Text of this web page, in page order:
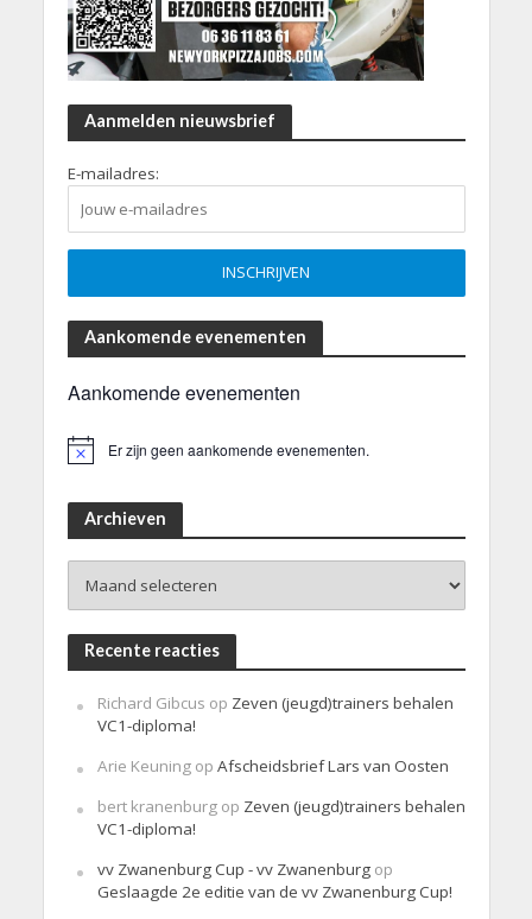
Aanmelden nieuwsbrief
E-mailadres:
Aankomende evenementen
Aankomende evenementen
Er zijn geen aankomende evenementen.
Archieven
Recente reacties
Richard Gibcus op Zeven (jeugd)trainers behalen
VC1-diploma!
Arie Keuningop Afscheidsbrief Lars van Oosten
bert kranenburgop Zeven (jeugd)trainers behalen
VC1-diploma!
vv Zwanenburg Cup - vv Zwanenburgop
Geslaagde 2e editie van de vv Zwanenburg Cup!